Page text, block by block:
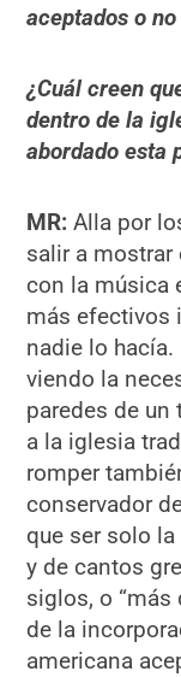
aceptados o
¿Cuál creen
dentro de la
abordado esta
MR: Alla por
salir a mostrar
con la música
más efectivos
nadie lo
viendo la
paredes de
a la iglesia
romper
conservador
que ser solo
y de cantos
siglos, o “más
de la
americana